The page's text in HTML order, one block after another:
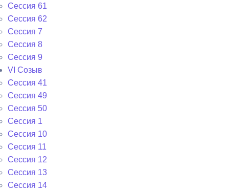
Сессия 61
Сессия 62
Сессия 7
Сессия 8
Сессия 9
VI Cозыв
Cессия 41
Cессия 49
Cессия 50
Сессия 1
Сессия 10
Сессия 11
Сессия 12
Сессия 13
Сессия 14